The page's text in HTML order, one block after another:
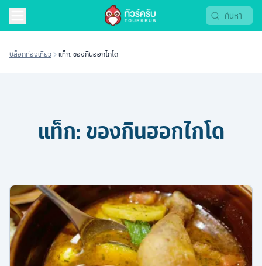
บล็อกท่องเที่ยว แท็ก: ของกินฮอกไกโด
แท็ก: ของกินฮอกไกโด